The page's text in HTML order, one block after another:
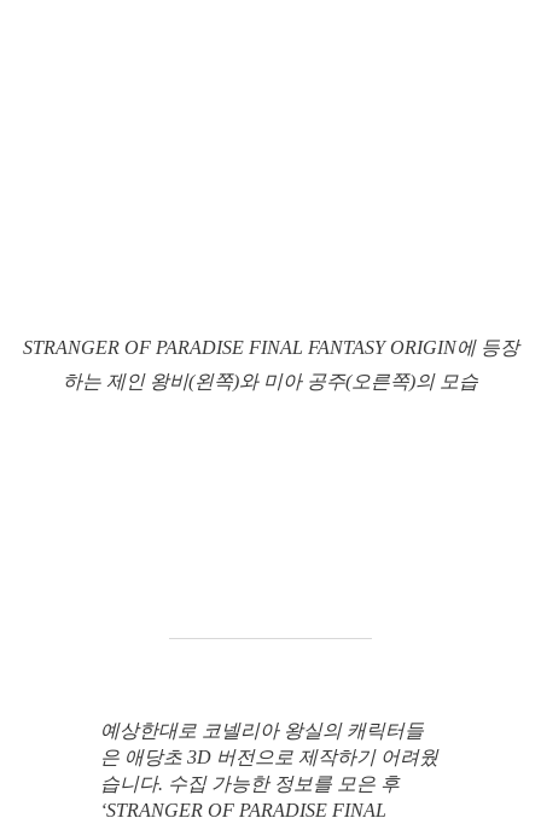
STRANGER OF PARADISE FINAL FANTASY ORIGIN에 등장
하는 제인 왕비(왼쪽)와 미아 공주(오른쪽)의 모습
예상한대로 코넬리아 왕실의 캐릭터들
은 애당초 3D 버전으로 제작하기 어려웠
습니다. 수집 가능한 정보를 모은 후
‘STRANGER OF PARADISE FINAL